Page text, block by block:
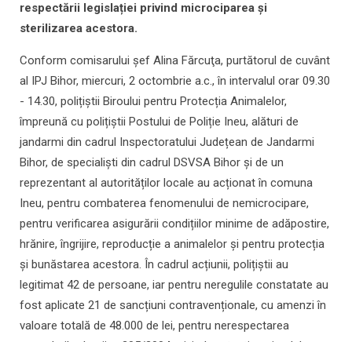
respectării legislației privind microciparea și
sterilizarea acestora.
Conform comisarului şef Alina Fărcuţa, purtătorul de cuvânt
al IPJ Bihor, miercuri, 2 octombrie a.c., în intervalul orar 09.30
- 14.30, polițiștii Biroului pentru Protecția Animalelor,
împreună cu polițiștii Postului de Poliție Ineu, alături de
jandarmi din cadrul Inspectoratului Județean de Jandarmi
Bihor, de specialiști din cadrul DSVSA Bihor și de un
reprezentant al autorităților locale au acționat în comuna
Ineu, pentru combaterea fenomenului de nemicrocipare,
pentru verificarea asigurării condițiilor minime de adăpostire,
hrănire, îngrijire, reproducție a animalelor și pentru protecția
și bunăstarea acestora. În cadrul acțiunii, polițiștii au
legitimat 42 de persoane, iar pentru neregulile constatate au
fost aplicate 21 de sancțiuni contravenționale, cu amenzi în
valoare totală de 48.000 de lei, pentru nerespectarea